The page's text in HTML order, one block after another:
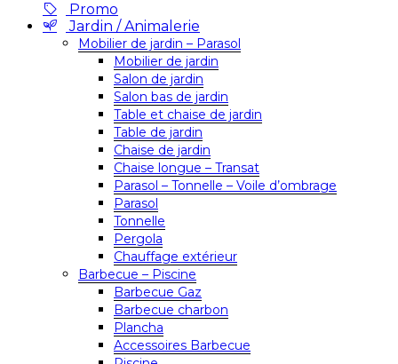
Promo
Jardin / Animalerie
Mobilier de jardin – Parasol
Mobilier de jardin
Salon de jardin
Salon bas de jardin
Table et chaise de jardin
Table de jardin
Chaise de jardin
Chaise longue – Transat
Parasol – Tonnelle – Voile d’ombrage
Parasol
Tonnelle
Pergola
Chauffage extérieur
Barbecue – Piscine
Barbecue Gaz
Barbecue charbon
Plancha
Accessoires Barbecue